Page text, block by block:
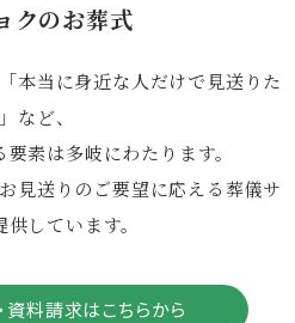
クのお葬式
本当に身近な人だけで見送りた
など、
素は多岐にわたります。
見送りのご要望に応える葬儀サ
しています。
料請求はこちらから